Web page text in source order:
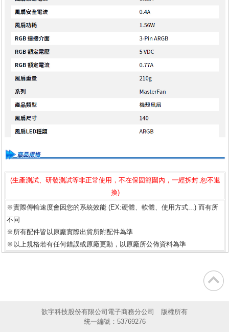
(生產測試、研發測試等非正常使用，不在保固範圍內，一經拆封.恕不退
換)
※實際傳輸速度會因您的系統效能 (EX:硬體、軟體、使用方式...) 而有所
不同
※所有配件皆以原廠實際出貨所附配件為準
※以上規格若有任何錯誤或原廠更動，以原廠所公佈資料為準
歆宇科技股份有限公司電子商務分公司 版權所有
統一編號：53769276